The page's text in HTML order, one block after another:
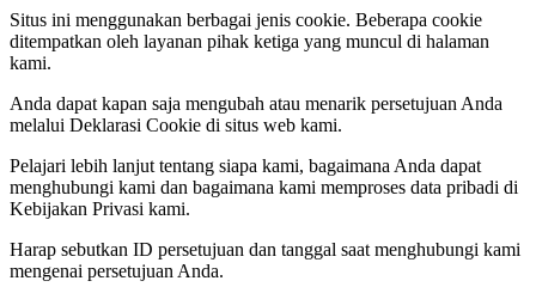
Situs ini menggunakan berbagai jenis cookie. Beberapa cookie
ditempatkan oleh layanan pihak ketiga yang muncul di halaman
kami.
Anda dapat kapan saja mengubah atau menarik persetujuan Anda
melalui Deklarasi Cookie di situs web kami.
Pelajari lebih lanjut tentang siapa kami, bagaimana Anda dapat
menghubungi kami dan bagaimana kami memproses data pribadi di
Kebijakan Privasi kami.
Harap sebutkan ID persetujuan dan tanggal saat menghubungi kami
mengenai persetujuan Anda.